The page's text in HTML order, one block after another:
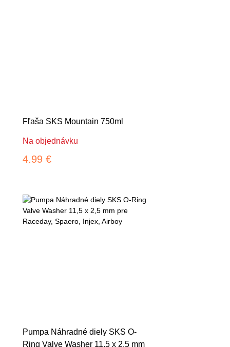
Fľaša SKS Mountain 750ml
Na objednávku
4.99 €
Pumpa Náhradné diely SKS O-
Ring Valve Washer 11,5 x 2,5 mm